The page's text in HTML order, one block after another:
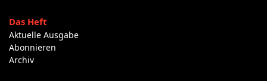
Das Heft
Aktuelle Ausgabe
Abonnieren
Archiv